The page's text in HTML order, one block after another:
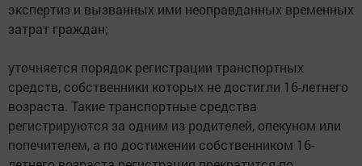
экспертиз и вызванных ими неоправданных временных
затрат граждан;
уточняется порядок регистрации транспортных
средств, собственники которых не достигли 16-летнего
возраста. Такие транспортные средства
регистрируются за одним из родителей, опекуном или
попечителем, а по достижении собственником 16-